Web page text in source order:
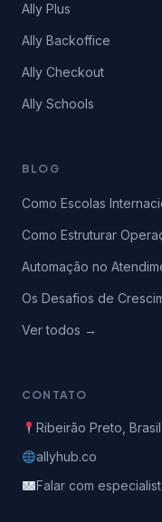
Ally Plus
Ally Backoffice
Ally Checkout
Ally Schools
BLOG
Como Escolas
Como Estruturar
Automação no
Os Desafios de
Ver todos →
CONTATO
Ribeirão Preto, Brasil
allyhub.co
Falar com